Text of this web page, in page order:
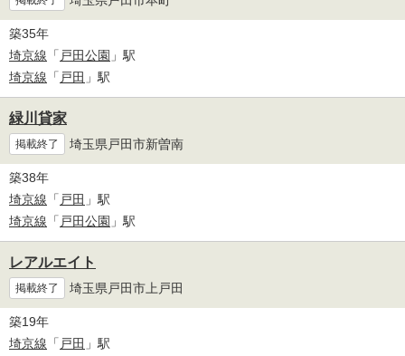
築35年
埼京線 「 戸田公園 」駅
埼京線 「 戸田 」駅
緑川貸家
掲載終了 埼玉県戸田市新曽南
築38年
埼京線 「 戸田 」駅
埼京線 「 戸田公園 」駅
レアルエイト
掲載終了 埼玉県戸田市上戸田
築19年
埼京線 「 戸田 」駅